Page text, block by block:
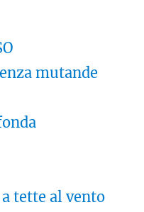
mutande
tette al vento